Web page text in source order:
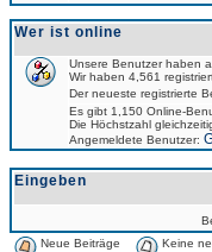
Wer ist online
Unsere Benutzer haben
Wir haben 4,561
Der neueste registrierte
Es gibt 1,150 Online-
Die Höchstzahl
Angemeldete Benutzer:
Eingeben
Neue Beiträge
Keine